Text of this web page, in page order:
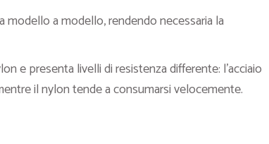
modello a modello, rendendo necessaria la
e presenta livelli di resistenza differente: l’acciaio
il nylon tende a consumarsi velocemente.